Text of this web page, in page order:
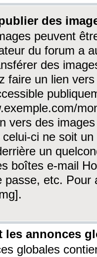
des
peuvent
du forum a
des
faire un lien
vers des
ci ne soit
un
boîtes e-mail
passe, etc. Pour
les annonces
globales